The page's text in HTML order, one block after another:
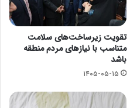
تقویت زیرساخت‌های سلامت
متناسب با نیازهای مردم منطقه
باشد
۱۴۰۵-۰۵-۱۵